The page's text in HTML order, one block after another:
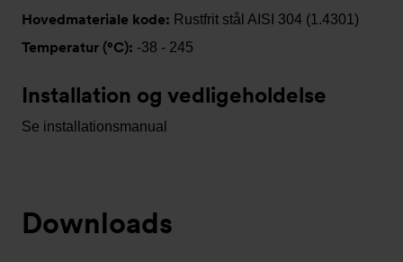
Hovedmateriale kode: Rustfrit stål AISI 304 (1.4301)
Temperatur (°C): -38 - 245
Installation og vedligeholdelse
Se installationsmanual
Downloads